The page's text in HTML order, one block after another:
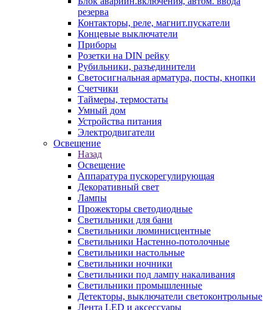
резерва
Контакторы, реле, магнит.пускатели
Концевые выключатели
Приборы
Розетки на DIN рейку
Рубильники, разъединители
Светосигнальная арматура, посты, кнопки
Счетчики
Таймеры, термостаты
Умный дом
Устройства питания
Электродвигатели
Освещение
Назад
Освещение
Аппаратура пускорегулирующая
Декоративный свет
Лампы
Прожекторы светодиодные
Светильники для бани
Светильники люминисцентные
Светильники Настенно-потолочные
Светильники настольные
Светильники ночники
Светильники под лампу накаливания
Светильники промышленные
Детекторы, выключатели светоконтрольные
Лента LED и аксессуары